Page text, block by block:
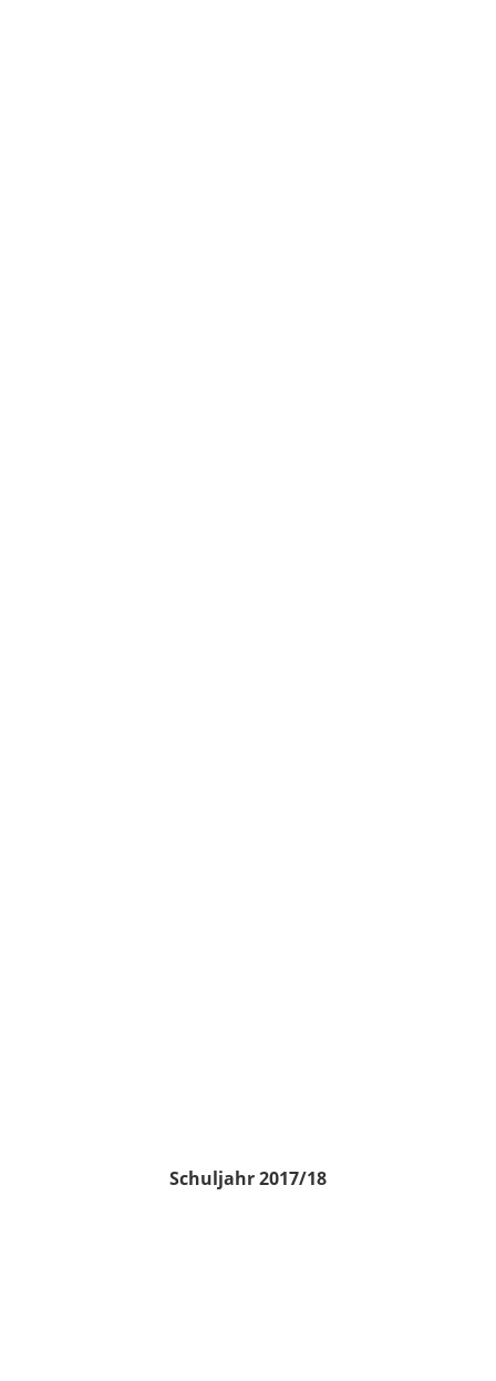
Schuljahr 2017/18